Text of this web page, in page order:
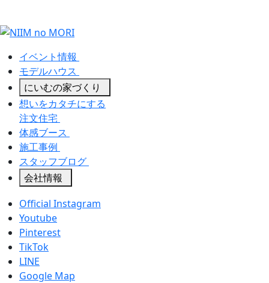
イベント情報
モデルハウス
にいむの家づくり
想いをカタチにする
注文住宅
体感ブース
施工事例
スタッフブログ
会社情報
Official Instagram
Youtube
Pinterest
TikTok
LINE
Google Map